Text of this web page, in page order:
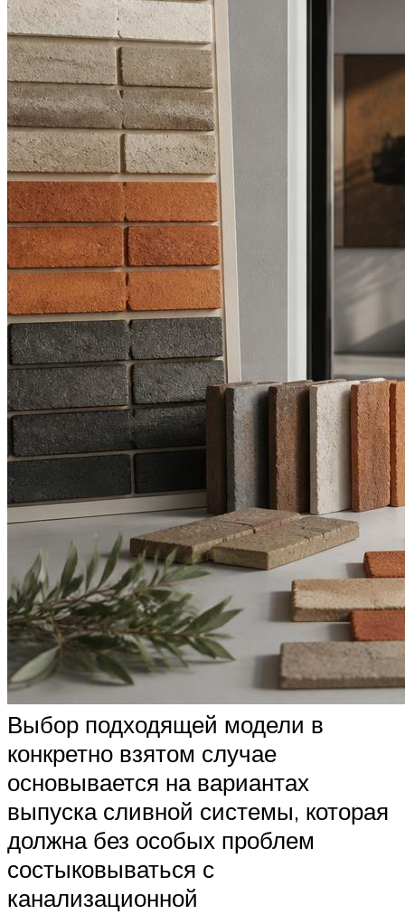
Выбор подходящей модели в
конкретно взятом случае
основывается на вариантах
выпуска сливной системы, которая
должна без особых проблем
состыковываться с
канализационной